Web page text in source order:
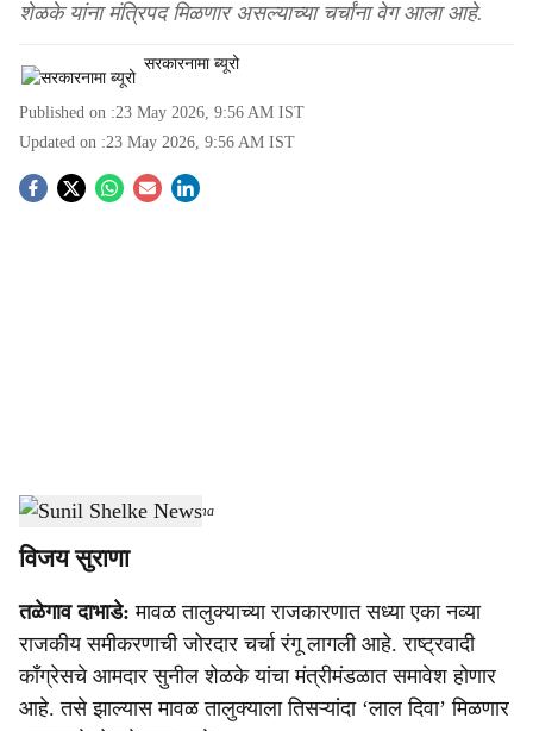
शेळके यांना मंत्रिपद मिळणार असल्याच्या चर्चांना वेग आला आहे.
सरकारनामा ब्यूरो
Published on :23 May 2026, 9:56 AM IST
Updated on :23 May 2026, 9:56 AM IST
S
a
r
e
Sunil Shelke News -Sarkarnama
विजय सुराणा
तळेगाव दाभाडे: मावळ तालुक्याच्या राजकारणात सध्या एका नव्या
राजकीय समीकरणाची जोरदार चर्चा रंगू लागली आहे. राष्ट्रवादी
काँग्रेसचे आमदार सुनील शेळके यांचा मंत्रीमंडळात समावेश होणार
आहे. तसे झाल्यास मावळ तालुक्याला तिसऱ्यांदा ‘लाल दिवा’ मिळणार